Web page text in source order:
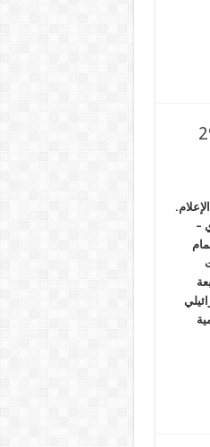
على الإعلام. . الخميس 29
–